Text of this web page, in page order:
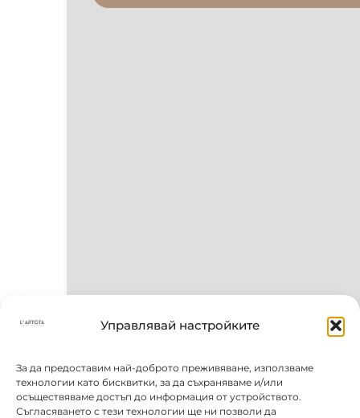
Управлявай настройките
За да предоставим най-доброто преживяване, използваме
технологии като бисквитки, за да съхраняваме и/или
осъществяваме достъп до информация от устройството.
Съгласяването с тези технологии ще ни позволи да